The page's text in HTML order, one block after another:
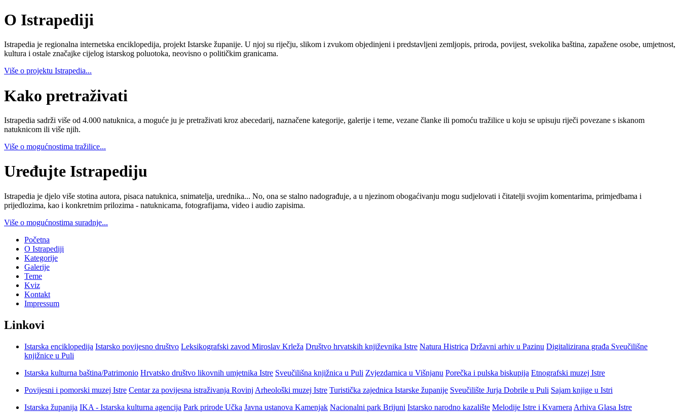
O Istrapediji
Istrapedia je regionalna internetska enciklopedija, projekt Istarske županije. U njoj su riječju, slikom i zvukom objedinjeni i predstavljeni zemljopis, priroda, povijest, svekolika baština, zapažene osobe, umjetnost,
kultura i ostale značajke cijelog istarskog poluotoka, neovisno o političkim granicama.
Više o projektu Istrapedia...
Kako pretraživati
Istrapedia sadrži više od 4.000 natuknica, a moguće ju je pretraživati kroz abecedarij, naznačene kategorije, galerije i teme, vezane članke ili pomoću tražilice u koju se upisuju riječi povezane s iskanom
natuknicom ili više njih.
Više o mogućnostima tražilice...
Uređujte Istrapediju
Istrapedia je djelo više stotina autora, pisaca natuknica, snimatelja, urednika... No, ona se stalno nadograđuje, a u njezinom obogaćivanju mogu sudjelovati i čitatelji svojim komentarima, primjedbama i
prijedlozima, kao i konkretnim prilozima - natuknicama, fotografijama, video i audio zapisima.
Više o mogućnostima suradnje...
Početna
O Istrapediji
Kategorije
Galerije
Teme
Kviz
Kontakt
Impressum
Linkovi
Istarska enciklopedija Istarsko povijesno društvo Leksikografski zavod Miroslav Krleža Društvo hrvatskih književnika Istre Natura Histrica Državni arhiv u Pazinu Digitalizirana građa Sveučilišne
knjižnice u Puli
Istarska kulturna baština/Patrimonio Hrvatsko društvo likovnih umjetnika Istre Sveučilišna knjižnica u Puli Zvjezdarnica u Višnjanu Porečka i pulska biskupija Etnografski muzej Istre
Povijesni i pomorski muzej Istre Centar za povijesna istraživanja Rovinj Arheološki muzej Istre Turistička zajednica Istarske županije Sveučilište Jurja Dobrile u Puli Sajam knjige u Istri
Istarska županija IKA - Istarska kulturna agencija Park prirode Učka Javna ustanova Kamenjak Nacionalni park Brijuni Istarsko narodno kazalište Melodije Istre i Kvarnera Arhiva Glasa Istre